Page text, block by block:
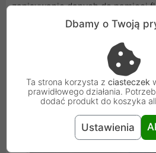
zapisywanie danych do pamięci
przypadku utraty zasilania, a
prawidłowe ponowne
Dbamy o Twoją
Ta strona korzysta z ciasteczek
prawidłowego działania.
dodać produkt do koszyka
Ustawienia